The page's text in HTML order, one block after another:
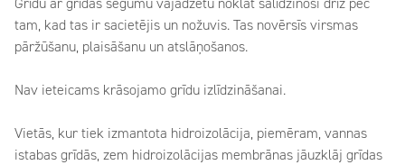
Grīdu ar grīdas segumu vajadzētu noklāt salīdzinoši drīz pēc
tam, kad tas ir sacietējis un nožuvis. Tas novērsīs virsmas
pāržūšanu, plaisāšanu un atslāņošanos.
Nav ieteicams krāsojamo grīdu izlīdzināšanai.
Vietās, kur tiek izmantota hidroizolācija, piemēram, vannas
istabas grīdās, zem hidroizolācijas membrānas jāuzklāj grīdas